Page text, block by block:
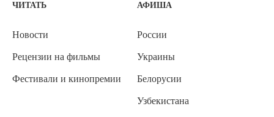
ЧИТАТЬ
Новости
Рецензии на фильмы
Фестивали и кинопремии
АФИША
России
Украины
Белорусии
Узбекистана